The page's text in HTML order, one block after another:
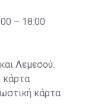
– 18:00
Λεμεσού:
κάρτα
κάρτα